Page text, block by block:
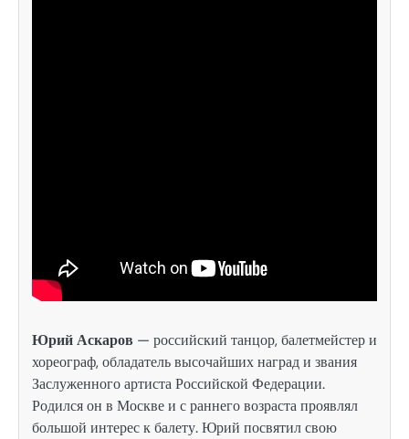
Юрий Аскаров — российский танцор, балетмейстер и
хореограф, обладатель высочайших наград и звания
Заслуженного артиста Российской Федерации.
Родился он в Москве и с раннего возраста проявлял
большой интерес к балету. Юрий посвятил свою